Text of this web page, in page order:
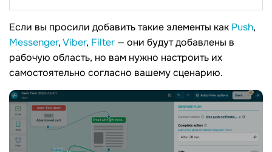
Если вы просили добавить такие элементы как Push,
Messenger,Viber, Filter — они будут добавлены в
рабочую область, но вам нужно настроить их
самостоятельно согласно вашему сценарию.